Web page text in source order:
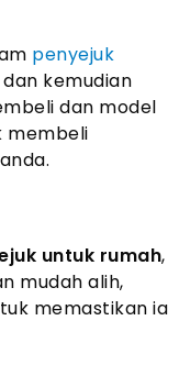
penyejuk
dan kemudian
dan model
membeli
untuk rumah,
mudah alih,
memastikan ia